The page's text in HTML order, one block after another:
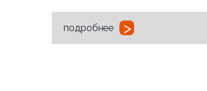
подробнее >